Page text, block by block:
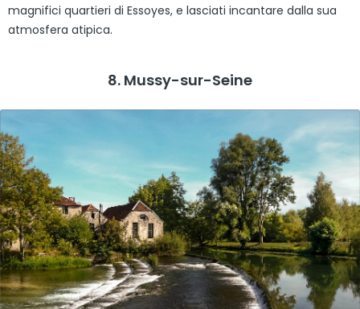
magnifici quartieri di Essoyes, e lasciati incantare dalla sua
atmosfera atipica.
8. Mussy-sur-Seine